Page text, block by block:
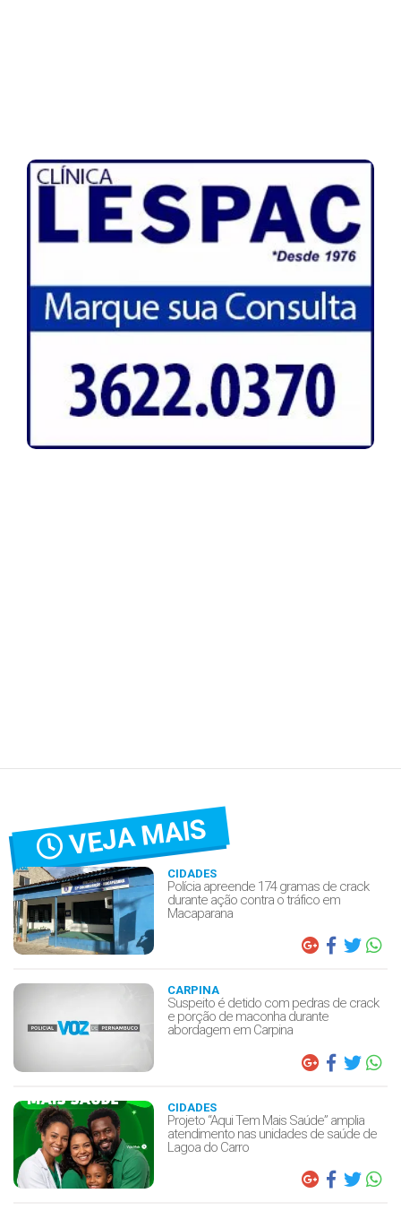
VEJA MAIS
CIDADES
Polícia apreende 174 gramas de crack
durante ação contra o tráfico em
Macaparana
CARPINA
Suspeito é detido com pedras de crack
e porção de maconha durante
abordagem em Carpina
CIDADES
Projeto “Aqui Tem Mais Saúde” amplia
atendimento nas unidades de saúde de
Lagoa do Carro